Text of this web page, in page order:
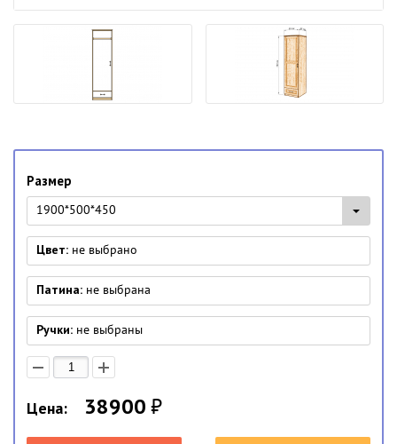
Размер
1900*500*450
Цвет: не выбрано
Патина: не выбрана
Ручки: не выбраны
Цена: 38900₽